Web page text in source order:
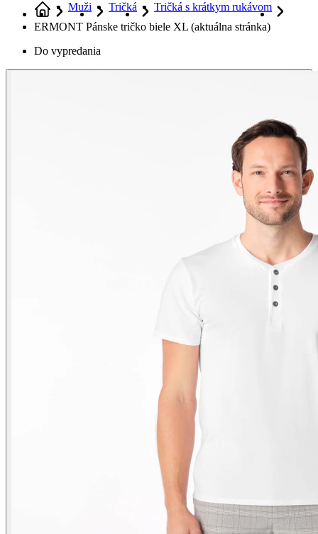
Muži Tričká
Tričká s krátkym rukávom
ERMONT Pánske tričko biele XL (aktuálna stránka)
Do vypredania